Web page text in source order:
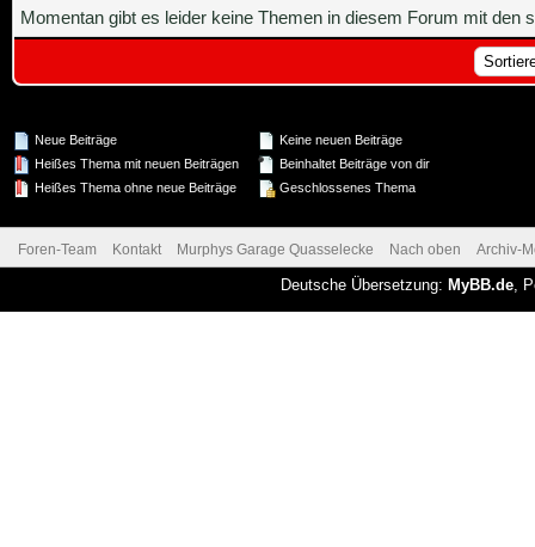
Momentan gibt es leider keine Themen in diesem Forum mit den
Neue Beiträge
Heißes Thema mit neuen Beiträgen
Heißes Thema ohne neue Beiträge
Keine neuen Beiträge
Beinhaltet Beiträge von dir
Geschlossenes Thema
Foren-Team Kontakt Murphys Garage Quasselecke Nach oben Archiv-
Deutsche Übersetzung: MyBB.de,